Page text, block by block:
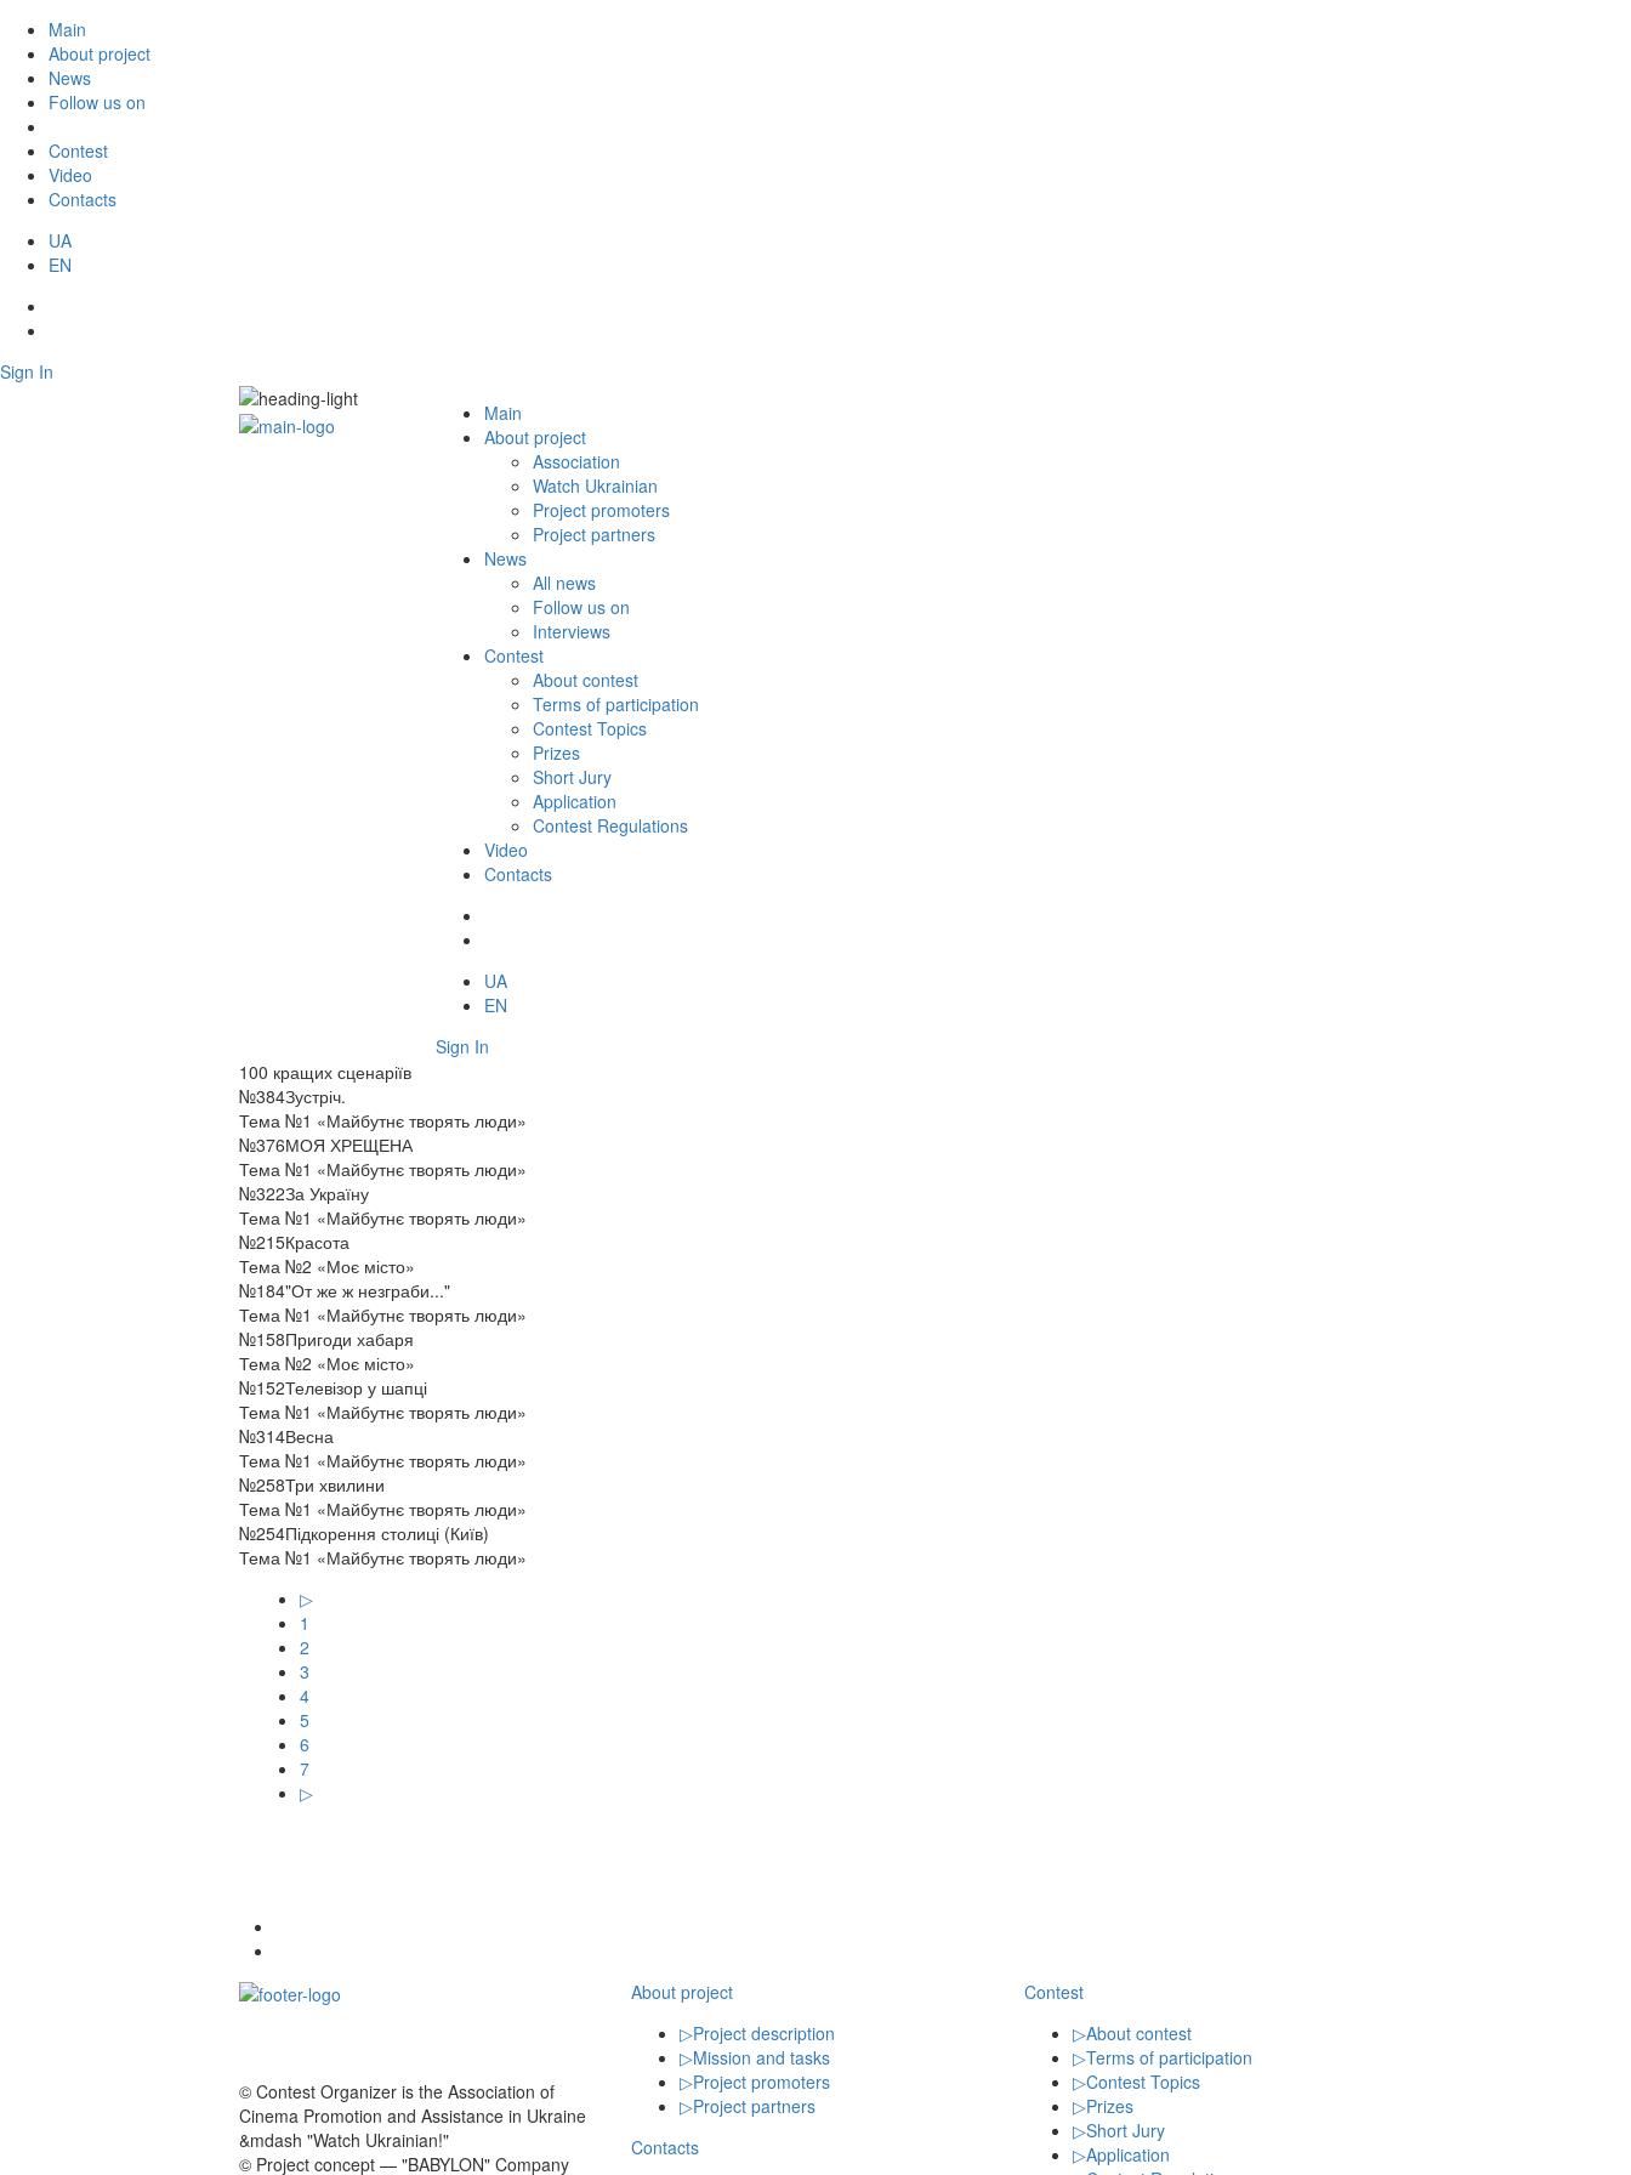
Main
About project
News
Follow us on
Contest
Video
Contacts
UA
EN
Sign In
Main
About project
Association
Watch Ukrainian
Project promoters
Project partners
News
All news
Follow us on
Interviews
Contest
About contest
Terms of participation
Contest Topics
Prizes
Short Jury
Application
Contest Regulations
Video
Contacts
UA
EN
Sign In
100 кращих сценаріїв
№384Зустріч.
Тема №1 «Майбутнє творять люди»
№376МОЯ ХРЕЩЕНА
Тема №1 «Майбутнє творять люди»
№322За Україну
Тема №1 «Майбутнє творять люди»
№215Красота
Тема №2 «Моє місто»
№184"От же ж незграби..."
Тема №1 «Майбутнє творять люди»
№158Пригоди хабаря
Тема №2 «Моє місто»
№152Телевізор у шапці
Тема №1 «Майбутнє творять люди»
№314Весна
Тема №1 «Майбутнє творять люди»
№258Три хвилини
Тема №1 «Майбутнє творять люди»
№254Підкорення столиці (Київ)
Тема №1 «Майбутнє творять люди»
▷
1
2
3
4
5
6
7
▷
© Contest Organizer is the Association of
Cinema Promotion and Assistance in Ukraine
&mdash "Watch Ukrainian!"
© Project concept — "BABYLON" Company
About project
▷Project description
▷Mission and tasks
▷Project promoters
▷Project partners
Contacts
Contest
▷About contest
▷Terms of participation
▷Contest Topics
▷Prizes
▷Short Jury
▷Application